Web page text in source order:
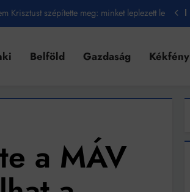
Krisztust szépítette meg: minket leplezett le
a Tetris boldogabbá tesz, mint a szerelem
Ki akarsz törni. De miből?
Az öregség nem csak ránc?
Belföld Gazdaság Kékfény
a MÁV